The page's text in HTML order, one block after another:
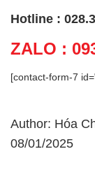
Hotline :
ZALO :
[contact-form-7
Author: Hóa
08/01/2025